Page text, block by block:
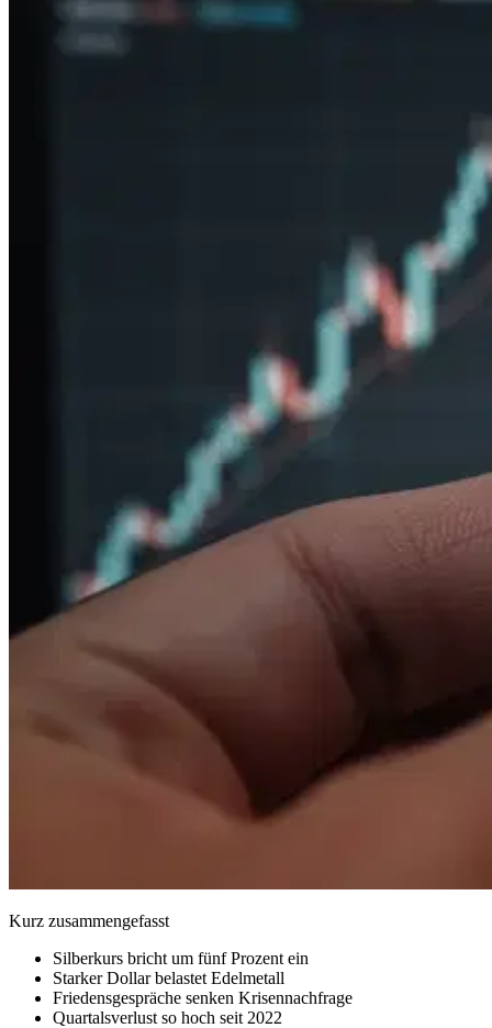
Kurz zusammengefasst
Silberkurs bricht um fünf Prozent ein
Starker Dollar belastet Edelmetall
Friedensgespräche senken Krisennachfrage
Quartalsverlust so hoch seit 2022